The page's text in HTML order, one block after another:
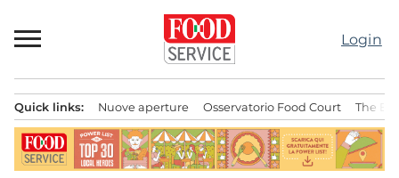
al
contenuto
Login
principale
Quick links: Nuove aperture Osservatorio Food Court The